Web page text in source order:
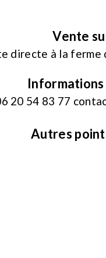
Vente
directe à la ferme
20 54 83 77
Autres